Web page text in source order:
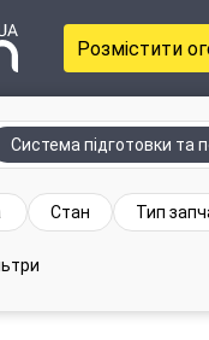
Розмістити
Система підготовки та
Стан Тип